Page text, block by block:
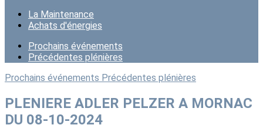
La Maintenance
Achats d'énergies
Prochains événements
Précédentes plénières
Prochains événements Précédentes plénières
PLENIERE ADLER PELZER A MORNAC
DU 08-10-2024